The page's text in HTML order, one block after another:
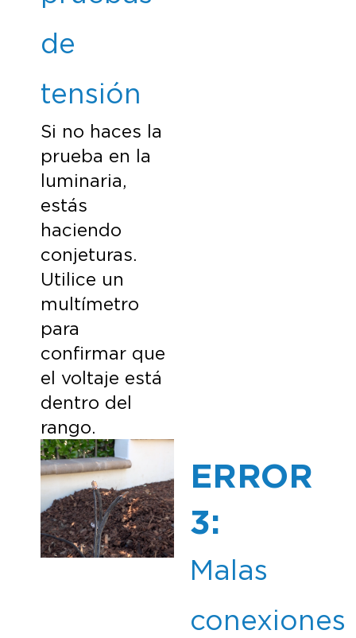
de
tensión
Si no haces la
prueba en la
luminaria,
estás
haciendo
conjeturas.
Utilice un
multímetro
para
confirmar que
el voltaje está
dentro del
rango.
ERROR
3:
Malas
conexiones